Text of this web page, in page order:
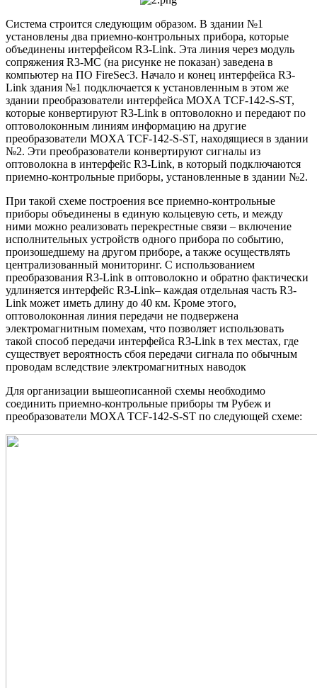
Система строится следующим образом. В здании №1
установлены два приемно-контрольных прибора, которые
объединены интерфейсом R3-Link. Эта линия через модуль
сопряжения R3-МС (на рисунке не показан) заведена в
компьютер на ПО FireSec3. Начало и конец интерфейса R3-
Link здания №1 подключается к установленным в этом же
здании преобразователи интерфейса MOXA TCF-142-S-ST,
которые конвертируют R3-Link в оптоволокно и передают по
оптоволоконным линиям информацию на другие
преобразователи MOXA TCF-142-S-ST, находящиеся в здании
№2. Эти преобразователи конвертируют сигналы из
оптоволокна в интерфейс R3-Link, в который подключаются
приемно-контрольные приборы, установленные в здании №2.
При такой схеме построения все приемно-контрольные
приборы объединены в единую кольцевую сеть, и между
ними можно реализовать перекрестные связи – включение
исполнительных устройств одного прибора по событию,
произошедшему на другом приборе, а также осуществлять
централизованный мониторинг. С использованием
преобразования R3-Link в оптоволокно и обратно фактически
удлиняется интерфейс R3-Link– каждая отдельная часть R3-
Link может иметь длину до 40 км. Кроме этого,
оптоволоконная линия передачи не подвержена
электромагнитным помехам, что позволяет использовать
такой способ передачи интерфейса R3-Link в тех местах, где
существует вероятность сбоя передачи сигнала по обычным
проводам вследствие электромагнитных наводок
Для организации вышеописанной схемы необходимо
соединить приемно-контрольные приборы тм Рубеж и
преобразователи MOXA TCF-142-S-ST по следующей схеме: